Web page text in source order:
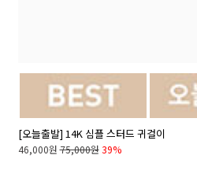
[오늘출발] 14K 심플 스터드 귀걸이
46,000원 75,000원 39%